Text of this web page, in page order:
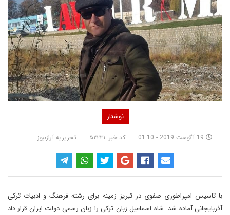
نوشتار
19 آگوست 2019 - 01:10 کد خبر: ۵۲۲۳۱ تحریریه آرازنیوز
با تاسیس امپراطوری صفوی در تبریز زمینه برای رشته فرهنگ و ادبیات ترکی
آذربایجانی آماده شد. شاه اسماعیل زبان ترکی را زبان رسمی دولت ایران قرار داد